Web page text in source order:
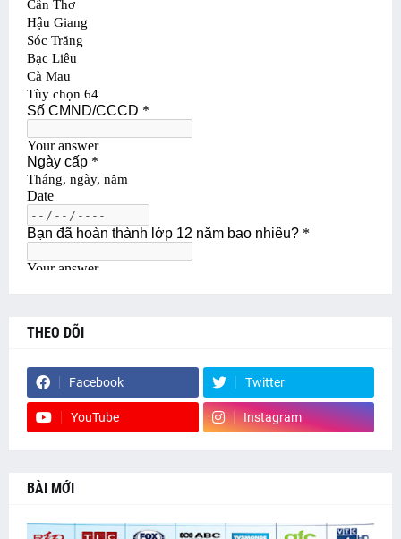
THEO DÕI
Facebook Twitter
YouTube Instagram
BÀI MỚI